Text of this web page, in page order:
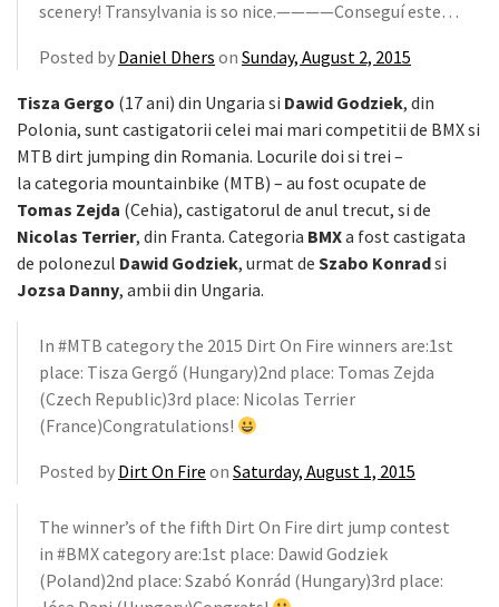
scenery! Transylvania is so nice.————Conseguí este…
Posted by Daniel Dhers on Sunday, August 2, 2015
Tisza Gergo (17 ani) din Ungaria si Dawid Godziek, din
Polonia, sunt castigatorii celei mai mari competitii de BMX si
MTB dirt jumping din Romania. Locurile doi si trei –
la categoria mountainbike (MTB) – au fost ocupate de
Tomas Zejda (Cehia), castigatorul de anul trecut, si de
Nicolas Terrier, din Franta. Categoria BMXa fost castigata
de polonezul Dawid Godziek, urmat de Szabo Konradsi
Jozsa Danny, ambii din Ungaria.
In #MTB category the 2015 Dirt On Fire winners are:1st
place: Tisza Gergő (Hungary)2nd place: Tomas Zejda
(Czech Republic)3rd place: Nicolas Terrier
(France)Congratulations!
Posted by Dirt On Fire on Saturday, August 1, 2015
The winner’s of the fifth Dirt On Fire dirt jump contest
in #BMX category are:1st place: Dawid Godziek
(Poland)2nd place: Szabó Konrád (Hungary)3rd place: